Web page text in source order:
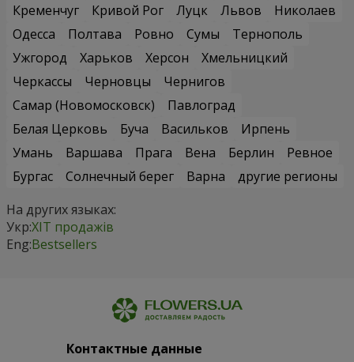
Кременчуг
Кривой Рог Луцк Львов
Николаев
Одесса
Полтава Ровно Сумы
Тернополь
Ужгород
Харьков Херсон
Хмельницкий
Черкассы
Черновцы
Чернигов
Самар (Новомосковск)
Павлоград
Белая Церковь
Буча Васильков
Ирпень
Умань
Варшава Прага Вена Берлин
Ревное
Бургас
Солнечный берег Варна
другие регионы
На других языках:
Укр:ХІТ продажів
Eng:Bestsellers
Контактные данные